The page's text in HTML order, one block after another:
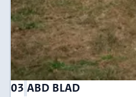
03 ABD BLAD